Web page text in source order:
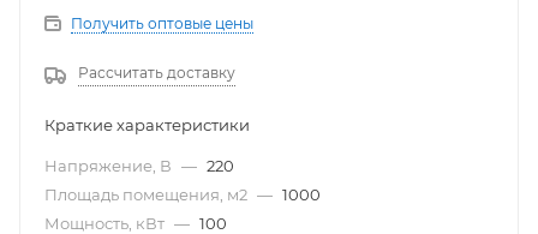
Получить оптовые цены
Рассчитать доставку
Краткие характеристики
Напряжение, В — 220
Площадь помещения, м2 — 1000
Мощность, кВт — 100